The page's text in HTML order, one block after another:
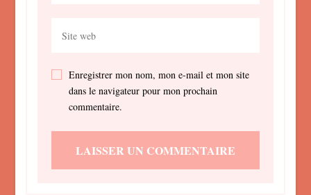
Enregistrer mon nom, mon e-mail et mon site
dans le navigateur pour mon prochain
commentaire.